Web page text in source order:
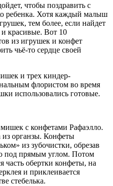
чтобы поздравить с
ребенка. Хотя каждый малыш
тем более, если найдет
и красивые. Вот 10
из игрушек и конфет
чьё-то сердце своей
и трех киндер-
флористом во время
использовались готовые.
с конфетами Рафаэлло.
органзы. Конфеты
из зубочистки, обрезав
под прямым углом. Потом
часть обертки конфеты, на
и приклеивается
стебелька.